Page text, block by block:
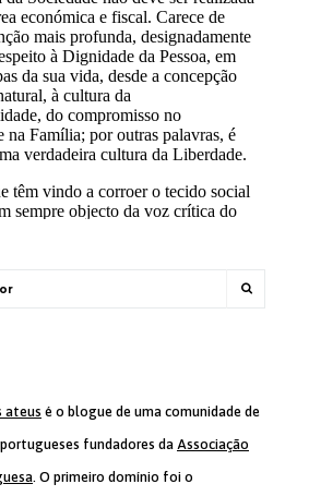
ateus é o blogue de uma comunidade de
fundadores da Associação
. O primeiro domínio foi o